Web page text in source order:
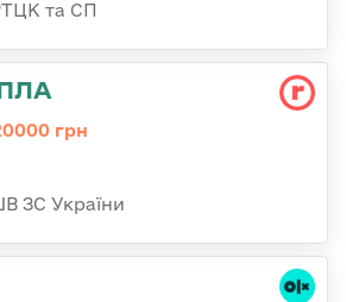
та СП
грн
ЗС України